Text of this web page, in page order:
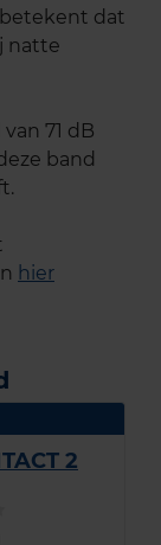
dat
natte
71 dB
band
hier
2